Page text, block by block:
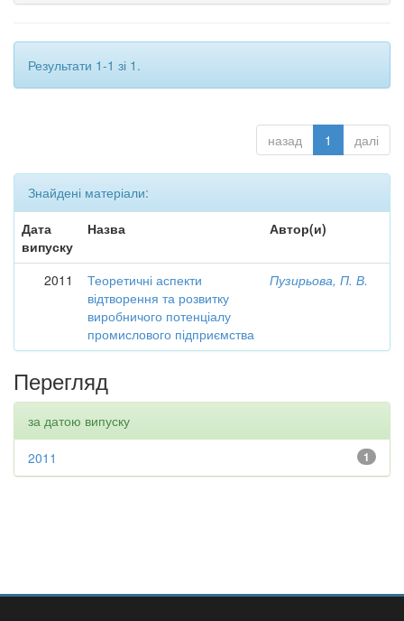
Результати 1-1 зі 1.
назад 1 далі
Знайдені матеріали:
Дата
випуску
Назва Автор(и)
2011
Теоретичні аспекти
відтворення та розвитку
виробничого потенціалу
промислового підприємства
Пузирьова, П. В.
Перегляд
за датою випуску
1
2011